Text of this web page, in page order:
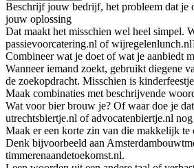
Beschrijf jouw bedrijf, het probleem dat je
jouw oplossing
Dat maakt het misschien wel heel simpel.
passievoorcatering.nl of
Combineer wat je doet of wat je aanbiedt
Wanneer iemand zoekt, gebruikt diegene
de zoekopdracht. Misschien is
Maak combinaties met beschrijvende
Wat voor bier brouw je? Of waar doe je
utrechtsbiertje.nl of advocatenbiertje.nl nog
Maak er een korte zin van die makkelijk te
Denk bijvoorbeeld aan
timmerenaandetoekomst.nl.